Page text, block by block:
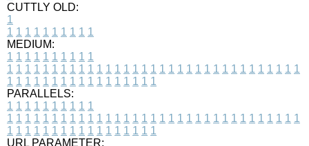
CUTTLY OLD:
1
1 1 1 1 1 1 1 1 1 1
MEDIUM:
1 1 1 1 1 1 1 1 1 1
1 1 1 1 1 1 1 1 1 1 1 1 1 1 1 1 1 1 1 1 1 1 1 1 1 1 1 1 1 1 1 1 1
1 1 1 1 1 1 1 1 1 1 1 1 1 1 1 1 1
PARALLELS:
1 1 1 1 1 1 1 1 1 1
1 1 1 1 1 1 1 1 1 1 1 1 1 1 1 1 1 1 1 1 1 1 1 1 1 1 1 1 1 1 1 1 1
1 1 1 1 1 1 1 1 1 1 1 1 1 1 1 1 1
URL PARAMETER: